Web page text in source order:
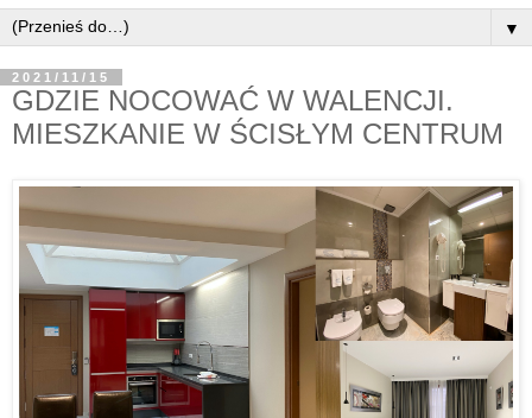
▼
2021/11/15
GDZIE NOCOWAĆ W WALENCJI.
MIESZKANIE W ŚCISŁYM CENTRUM